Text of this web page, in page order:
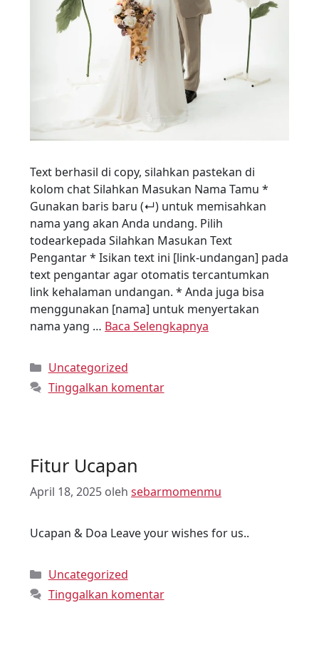
Text berhasil di copy, silahkan pastekan di
kolom chat Silahkan Masukan Nama Tamu *
Gunakan baris baru (↵) untuk memisahkan
nama yang akan Anda undang. Pilih
todearkepada Silahkan Masukan Text
Pengantar * Isikan text ini [link-undangan] pada
text pengantar agar otomatis tercantumkan
link kehalaman undangan. * Anda juga bisa
menggunakan [nama] untuk menyertakan
nama yang … Baca Selengkapnya
Uncategorized
Tinggalkan komentar
Fitur Ucapan
April 18, 2025 oleh sebarmomenmu
Ucapan & Doa Leave your wishes for us..
Uncategorized
Tinggalkan komentar